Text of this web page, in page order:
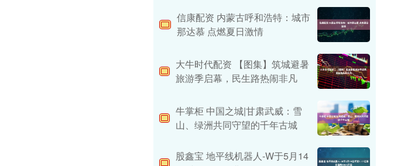
信康配资 内蒙古呼和浩特：城市
那达慕 点燃夏日激情
大牛时代配资 ​【图集】筑城避暑
旅游季启幕，民生路热闹非凡
牛掌柜 中国之城|甘肃武威：雪
山、绿洲共同守望的千年古城
股鑫宝 地平线机器人-W于5月14